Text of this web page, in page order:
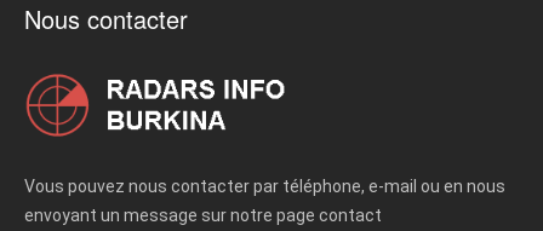
Nous contacter
Vous pouvez nous contacter par téléphone, e-mail ou en nous
envoyant un message sur notre page contact